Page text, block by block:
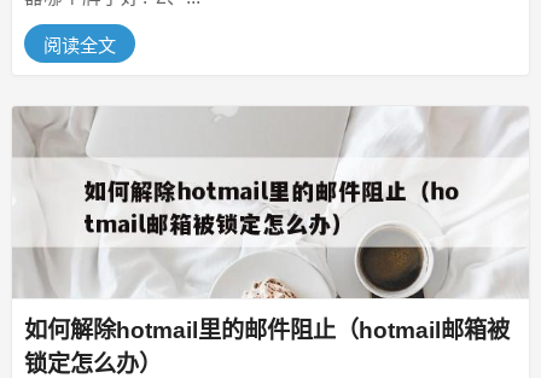
阅读全文
如何解除hotmail里的邮件阻止（hotmail邮箱被
锁定怎么办）